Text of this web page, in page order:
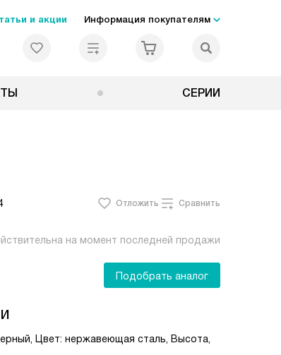
и акции Информация покупателям
СЕРИИ
Отложить Сравнить
на момент последней продажи
Подобрать аналог
Цвет: нержавеющая сталь, Высота,